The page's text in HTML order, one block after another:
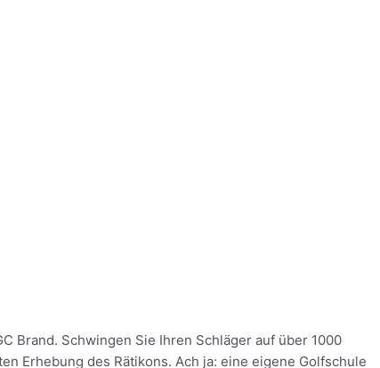
Brand. Schwingen Sie Ihren Schläger auf über 1000
Erhebung des Rätikons. Ach ja: eine eigene Golfschule